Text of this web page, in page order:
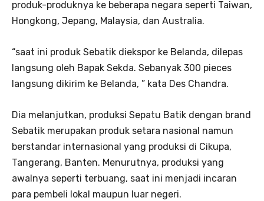
produk-produknya ke beberapa negara seperti Taiwan,
Hongkong, Jepang, Malaysia, dan Australia.
“saat ini produk Sebatik diekspor ke Belanda, dilepas
langsung oleh Bapak Sekda. Sebanyak 300 pieces
langsung dikirim ke Belanda, ” kata Des Chandra.
Dia melanjutkan, produksi Sepatu Batik dengan brand
Sebatik merupakan produk setara nasional namun
berstandar internasional yang produksi di Cikupa,
Tangerang, Banten. Menurutnya, produksi yang
awalnya seperti terbuang, saat ini menjadi incaran
para pembeli lokal maupun luar negeri.